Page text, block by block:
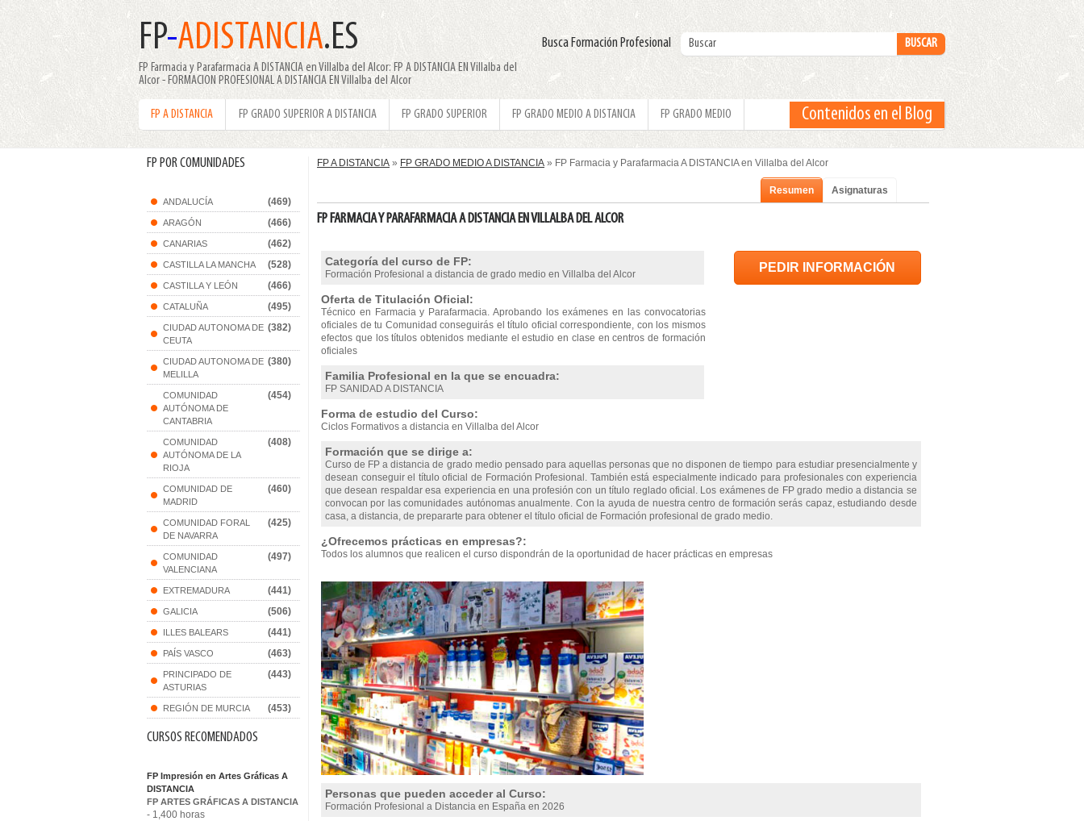
FP-ADISTANCIA.ES
FP Farmacia y Parafarmacia A DISTANCIA en Villalba del Alcor: FP A DISTANCIA EN Villalba del
Alcor - FORMACION PROFESIONAL A DISTANCIA EN Villalba del Alcor
Busca Formación Profesional
FP A DISTANCIA FP GRADO SUPERIOR A DISTANCIA FP GRADO SUPERIOR FP GRADO MEDIO A DISTANCIA FP GRADO MEDIO Contenidos en el Blog
FP POR COMUNIDADES
ANDALUCÍA (469)
ARAGÓN (466)
CANARIAS (462)
CASTILLA LA MANCHA (528)
CASTILLA Y LEÓN (466)
CATALUÑA (495)
CIUDAD AUTONOMA DE
CEUTA
(382)
CIUDAD AUTONOMA DE
MELILLA
(380)
COMUNIDAD
AUTÓNOMA DE
CANTABRIA
(454)
COMUNIDAD
AUTÓNOMA DE LA
RIOJA
(408)
COMUNIDAD DE
MADRID
(460)
COMUNIDAD FORAL
DE NAVARRA
(425)
COMUNIDAD
VALENCIANA
(497)
EXTREMADURA (441)
GALICIA (506)
ILLES BALEARS (441)
PAÍS VASCO (463)
PRINCIPADO DE
ASTURIAS
(443)
REGIÓN DE MURCIA (453)
CURSOS RECOMENDADOS
FP Impresión en Artes Gráficas A
DISTANCIA
FP ARTES GRÁFICAS A DISTANCIA
- 1,400 horas
FP A DISTANCIA » FP GRADO MEDIO A DISTANCIA » FP Farmacia y Parafarmacia A DISTANCIA en Villalba del Alcor
Resumen Asignaturas
FP FARMACIA Y PARAFARMACIA A DISTANCIA EN VILLALBA DEL ALCOR
PEDIR INFORMACIÓN
Categoría del curso de FP:
Formación Profesional a distancia de grado medio en Villalba del Alcor
Oferta de Titulación Oficial:
Técnico en Farmacia y Parafarmacia. Aprobando los exámenes en las convocatorias
oficiales de tu Comunidad conseguirás el título oficial correspondiente, con los mismos
efectos que los títulos obtenidos mediante el estudio en clase en centros de formación
oficiales
Familia Profesional en la que se encuadra:
FP SANIDAD A DISTANCIA
Forma de estudio del Curso:
Ciclos Formativos a distancia en Villalba del Alcor
Formación que se dirige a:
Curso de FP a distancia de grado medio pensado para aquellas personas que no disponen de tiempo para estudiar presencialmente y
desean conseguir el título oficial de Formación Profesional. También está especialmente indicado para profesionales con experiencia
que desean respaldar esa experiencia en una profesión con un título reglado oficial. Los exámenes de FP grado medio a distancia se
convocan por las comunidades autónomas anualmente. Con la ayuda de nuestra centro de formación serás capaz, estudiando desde
casa, a distancia, de prepararte para obtener el título oficial de Formación profesional de grado medio.
¿Ofrecemos prácticas en empresas?:
Todos los alumnos que realicen el curso dispondrán de la oportunidad de hacer prácticas en empresas
Personas que pueden acceder al Curso:
Formación Profesional a Distancia en España en 2026